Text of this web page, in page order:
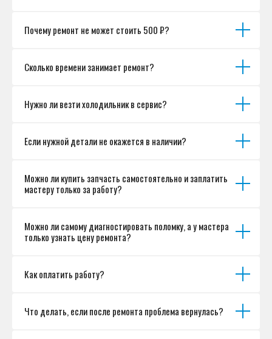
Почему ремонт не может стоить 500 ₽?
Сколько времени занимает ремонт?
Нужно ли везти холодильник в сервис?
Если нужной детали не окажется в наличии?
Можно ли купить запчасть самостоятельно и заплатить
мастеру только за работу?
Можно ли самому диагностировать поломку, а у мастера
только узнать цену ремонта?
Как оплатить работу?
Что делать, если после ремонта проблема вернулась?